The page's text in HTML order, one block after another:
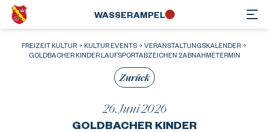
WASSER­AMPEL
Zurück
FREIZEIT KULTUR KULTUR EVENTS
VERANSTALTUNGSKALENDER
GOLDBACHER KINDER LAUFSPORTABZEICHEN 2ABNAHMETERMIN
26. Juni 2026
GOLDBACHER KINDER